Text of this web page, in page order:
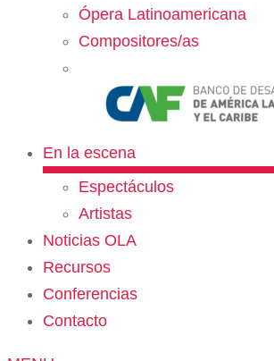
Ópera Latinoamericana
Compositores/as
En la escena
Espectáculos
Artistas
Noticias OLA
Recursos
Conferencias
Contacto